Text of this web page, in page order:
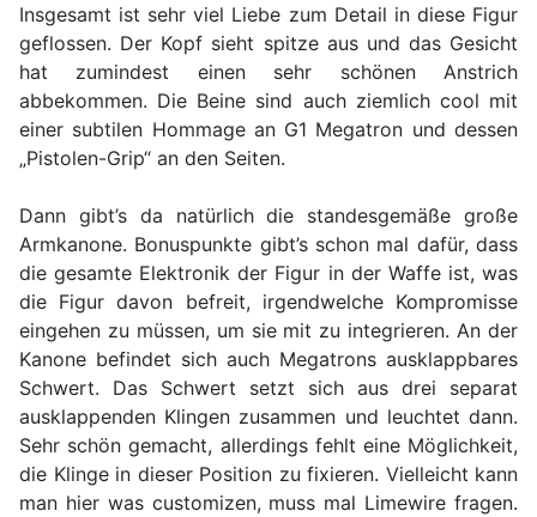
Insgesamt ist sehr viel Liebe zum Detail in diese Figur
geflossen. Der Kopf sieht spitze aus und das Gesicht
hat zumindest einen sehr schönen Anstrich
abbekommen. Die Beine sind auch ziemlich cool mit
einer subtilen Hommage an G1 Megatron und dessen
„Pistolen-Grip“ an den Seiten.
Dann gibt’s da natürlich die standesgemäße große
Armkanone. Bonuspunkte gibt’s schon mal dafür, dass
die gesamte Elektronik der Figur in der Waffe ist, was
die Figur davon befreit, irgendwelche Kompromisse
eingehen zu müssen, um sie mit zu integrieren. An der
Kanone befindet sich auch Megatrons ausklappbares
Schwert. Das Schwert setzt sich aus drei separat
ausklappenden Klingen zusammen und leuchtet dann.
Sehr schön gemacht, allerdings fehlt eine Möglichkeit,
die Klinge in dieser Position zu fixieren. Vielleicht kann
man hier was customizen, muss mal Limewire fragen.